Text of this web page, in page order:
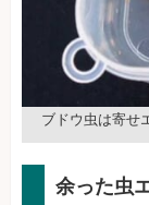
ブドウ虫は寄せ
余った虫